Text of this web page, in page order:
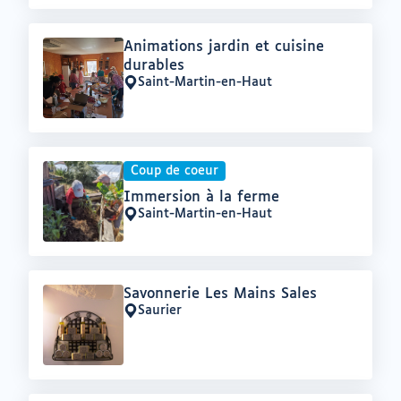
Offre
:
Animations jardin et cuisine
durables
Lieu
:
Saint-Martin-en-Haut
Coup de coeur
Offre
:
Immersion à la ferme
Lieu
:
Saint-Martin-en-Haut
Offre
:
Savonnerie Les Mains Sales
LieuSaurier